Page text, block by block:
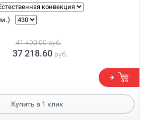
41 400.00руб.
37 218.60 руб.
Купить в 1 клик